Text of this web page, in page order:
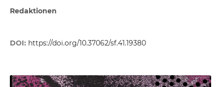
Redaktionen
DOI: https://doi.org/10.37062/sf.41.19380